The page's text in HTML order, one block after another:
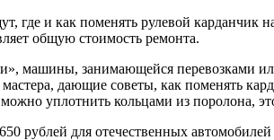
где и как поменять рулевой
общую стоимость ремонта.
машины, занимающейся перевозками
дающие советы, как поменять
уплотнить кольцами из поролона,
650 рублей для отечественных